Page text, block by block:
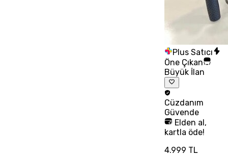
Plus Satıcı
Öne Çıkan
Büyük İlan
Cüzdanım
Güvende
Elden al,
kartla öde!
4.999 TL